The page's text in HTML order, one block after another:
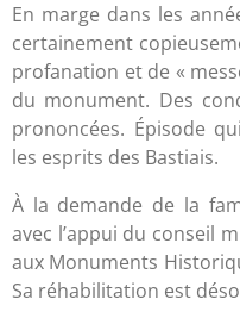
En marge dans les
certainement
profanation et de «
du monument. Des
prononcées. Épisode
les esprits des Bastiais.
À la demande de la
avec l’appui du conseil
aux Monuments
Sa réhabilitation est